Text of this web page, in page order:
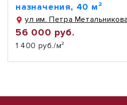
назначения, 40 м²
ул им. Петра
56 000 руб.
1 400 руб./м²